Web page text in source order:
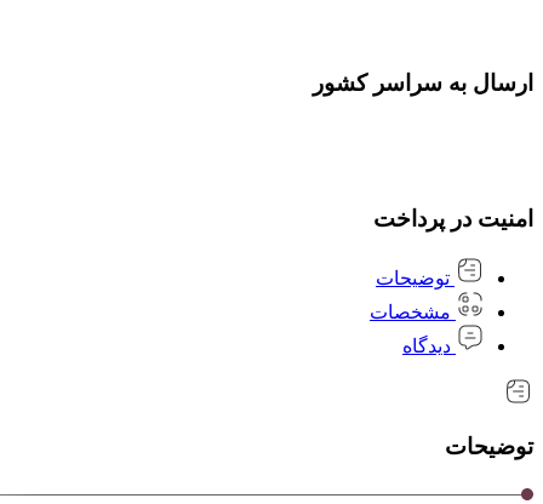
ارسال به سراسر کشور
امنیت در پرداخت
توضیحات
مشخصات
دیدگاه
توضیحات